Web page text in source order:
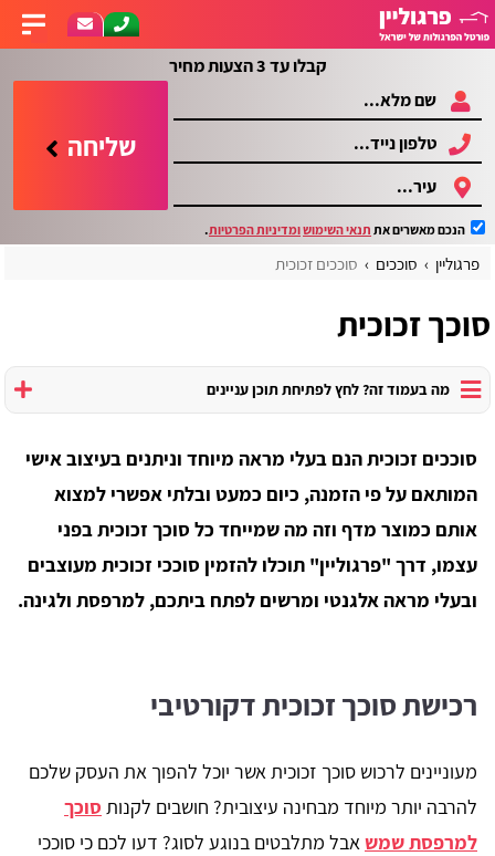
קבלו עד 3 הצעות מחיר
שליחה
הנכם מאשרים את תנאי השימושומדיניות הפרטיות.
פרגוליין סוככים סוככים זכוכית
סוכך זכוכית
מה בעמוד זה? לחץ לפתיחת תוכן עניינים
סוככים זכוכית הנם בעלי מראה מיוחד וניתנים בעיצוב אישי
המותאם על פי הזמנה, כיום כמעט ובלתי אפשרי למצוא
אותם כמוצר מדף וזה מה שמייחד כל סוכך זכוכית בפני
עצמו, דרך "פרגוליין" תוכלו להזמין סוככי זכוכית מעוצבים
ובעלי מראה אלגנטי ומרשים לפתח ביתכם, למרפסת ולגינה.
רכישת סוכך זכוכית דקורטיבי
מעוניינים לרכוש סוכך זכוכית אשר יוכל להפוך את העסק שלכם
להרבה יותר מיוחד מבחינה עיצובית? חושבים לקנות סוכך
למרפסת שמשאבל מתלבטים בנוגע לסוג? דעו לכם כי סוככי